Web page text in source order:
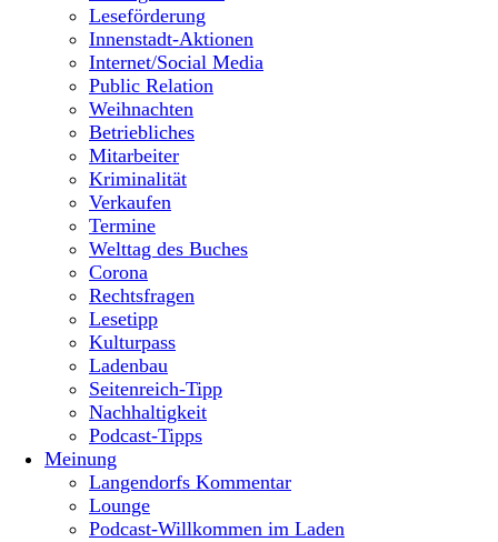
Leseförderung
Innenstadt-Aktionen
Internet/Social Media
Public Relation
Weihnachten
Betriebliches
Mitarbeiter
Kriminalität
Verkaufen
Termine
Welttag des Buches
Corona
Rechtsfragen
Lesetipp
Kulturpass
Ladenbau
Seitenreich-Tipp
Nachhaltigkeit
Podcast-Tipps
Meinung
Langendorfs Kommentar
Lounge
Podcast-Willkommen im Laden